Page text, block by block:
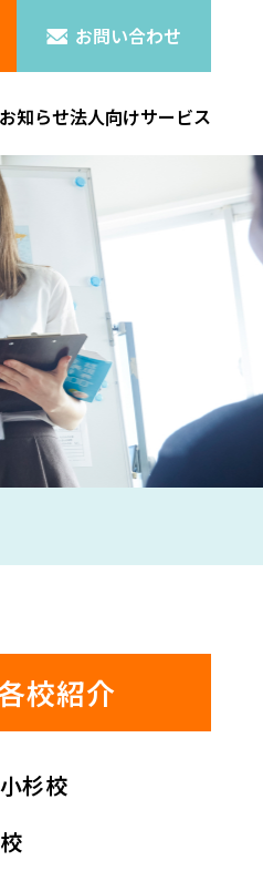
お問い合わせ
お知らせ法人向けサービス
校紹介
杉校